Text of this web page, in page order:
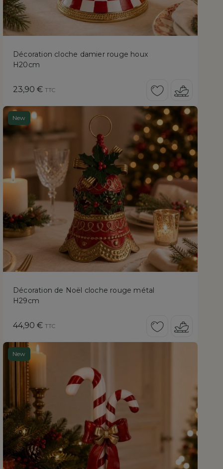
Décoration cloche damier rouge houx
H20cm
Prix
23,90 € TTC
New
Décoration de Noël cloche rouge métal
H29cm
Prix
44,90 € TTC
New